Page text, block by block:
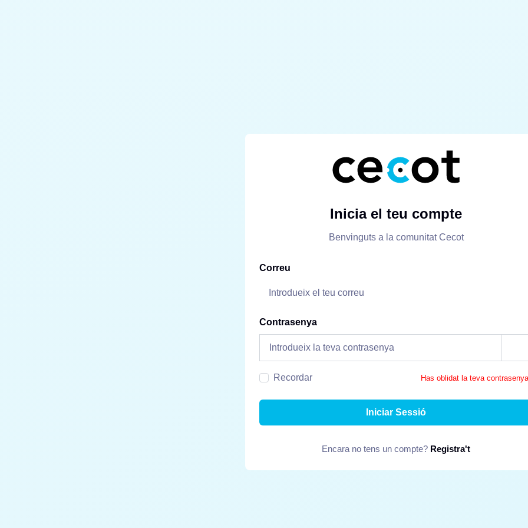
Inicia el teu compte
Benvinguts a la comunitat Cecot
Correu
Contrasenya
Recordar Has oblidat la teva
Iniciar Sessió
Encara no tens un compte? Registra't